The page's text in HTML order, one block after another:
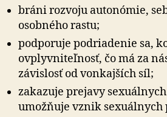
bráni rozvoju autonómie,
osobného rastu;
podporuje podriadenie sa,
ovplyvniteľnosť, čo má za
závislosť od vonkajších síl;
zakazuje prejavy
umožňuje vznik sexuálnych